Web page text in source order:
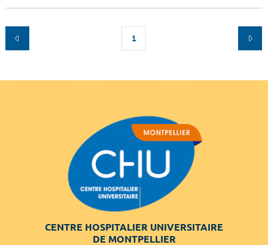
1
CENTRE HOSPITALIER UNIVERSITAIRE
DE MONTPELLIER